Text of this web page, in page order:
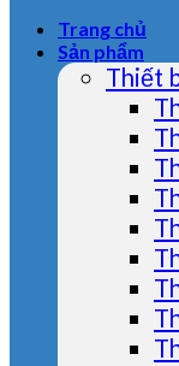
Trang chủ
Sản phẩm
Thiết